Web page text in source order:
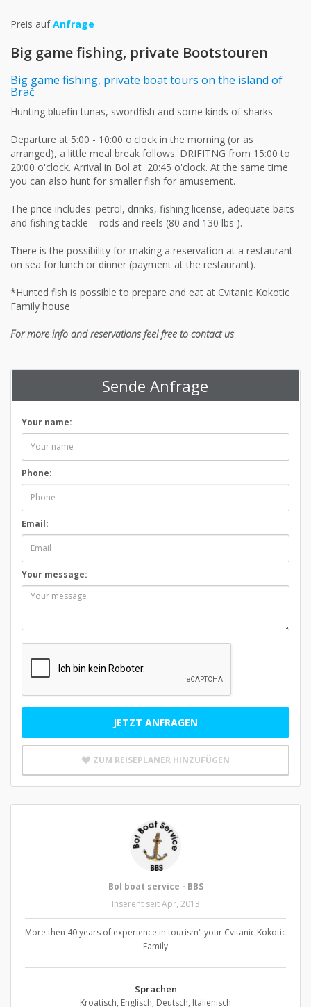
Preis aufAnfrage
Big game fishing, private Bootstouren
Big game fishing, private boat tours on the island of
Brač
Hunting bluefin tunas, swordfish and some kinds of sharks.
Departure at 5:00 - 10:00 o'clock in the morning (or as
arranged), a little meal break follows. DRIFITNG from 15:00 to
20:00 o'clock. Arrival in Bol at 20:45 o'clock. At the same time
you can also hunt for smaller fish for amusement.
The price includes: petrol, drinks, fishing license, adequate baits
and fishing tackle – rods and reels (80 and 130 lbs ).
There is the possibility for making a reservation at a restaurant
on sea for lunch or dinner (payment at the restaurant).
*Hunted fish is possible to prepare and eat at Cvitanic Kokotic
Family house
For more info and reservations feel free to contact us
Sende Anfrage
Your name:
Phone:
Email:
Your message:
JETZT ANFRAGEN
ZUM REISEPLANER HINZUFÜGEN
Bol boat service - BBS
Inserent seit Apr, 2013
More then 40 years of experience in tourism" your Cvitanic Kokotic
Family
Sprachen
Kroatisch, Englisch, Deutsch, Italienisch